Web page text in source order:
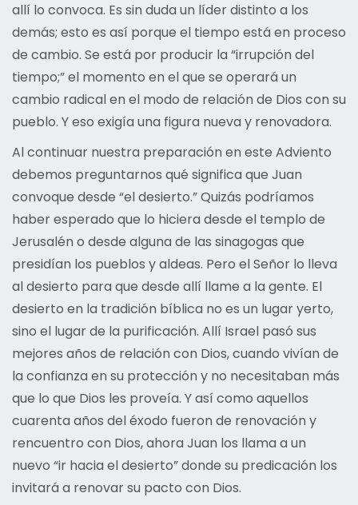
allí lo convoca. Es sin duda un líder distinto a los
demás; esto es así porque el tiempo está en proceso
de cambio. Se está por producir la “irrupción del
tiempo;” el momento en el que se operará un
cambio radical en el modo de relación de Dios con su
pueblo. Y eso exigía una figura nueva y renovadora.
Al continuar nuestra preparación en este Adviento
debemos preguntarnos qué significa que Juan
convoque desde “el desierto.” Quizás podríamos
haber esperado que lo hiciera desde el templo de
Jerusalén o desde alguna de las sinagogas que
presidían los pueblos y aldeas. Pero el Señor lo lleva
al desierto para que desde allí llame a la gente. El
desierto en la tradición bíblica no es un lugar yerto,
sino el lugar de la purificación. Allí Israel pasó sus
mejores años de relación con Dios, cuando vivían de
la confianza en su protección y no necesitaban más
que lo que Dios les proveía. Y así como aquellos
cuarenta años del éxodo fueron de renovación y
rencuentro con Dios, ahora Juan los llama a un
nuevo “ir hacia el desierto” donde su predicación los
invitará a renovar su pacto con Dios.